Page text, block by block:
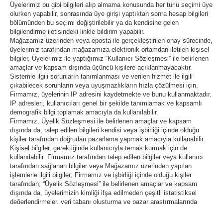
Üyelerimiz bu gibi bilgileri alıp almama konusunda her türlü seçimi üye
olurken yapabilir, sonrasında üye girişi yaptıktan sonra hesap bilgileri
bölümünden bu seçimi değiştirilebilir ya da kendisine gelen
bilgilendirme iletisindeki linkle bildirim yapabilir.
Mağazamız üzerinden veya eposta ile gerçekleştirilen onay sürecinde,
üyelerimiz tarafından mağazamıza elektronik ortamdan iletilen kişisel
bilgiler, Üyelerimiz ile yaptığımız “Kullanıcı Sözleşmesi” ile belirlenen
amaçlar ve kapsam dışında üçüncü kişilere açıklanmayacaktır.
Sistemle ilgili sorunların tanımlanması ve verilen hizmet ile ilgili
çıkabilecek sorunların veya uyuşmazlıkların hızla çözülmesi için,
Firmamız, üyelerinin IP adresini kaydetmekte ve bunu kullanmaktadır.
IP adresleri, kullanıcıları genel bir şekilde tanımlamak ve kapsamlı
demografik bilgi toplamak amacıyla da kullanılabilir.
Firmamız, Üyelik Sözleşmesi ile belirlenen amaçlar ve kapsam
dışında da, talep edilen bilgileri kendisi veya işbirliği içinde olduğu
kişiler tarafından doğrudan pazarlama yapmak amacıyla kullanabilir.
Kişisel bilgiler, gerektiğinde kullanıcıyla temas kurmak için de
kullanılabilir. Firmamız tarafından talep edilen bilgiler veya kullanıcı
tarafından sağlanan bilgiler veya Mağazamız üzerinden yapılan
işlemlerle ilgili bilgiler; Firmamız ve işbirliği içinde olduğu kişiler
tarafından, “Üyelik Sözleşmesi” ile belirlenen amaçlar ve kapsam
dışında da, üyelerimizin kimliği ifşa edilmeden çeşitli istatistiksel
değerlendirmeler, veri tabanı oluşturma ve pazar araştırmalarında